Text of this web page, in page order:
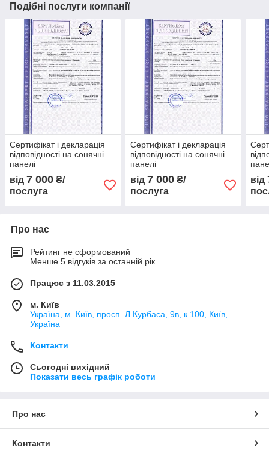
Подібні послуги компанії
Сертифікат і декларація
відповідності на сонячні
панелі
від 7 000 ₴/
послуга
Сертифікат і декларація
відповідності на сонячні
панелі
від 7 000₴/
послуга
від
Про нас
Рейтинг не сформований
Менше 5 відгуків за останній рік
Працює з 11.03.2015
м. Київ
Україна, м. Київ, просп. Л.Курбаса, 9в, к.100, Київ,
Україна
Контакти
Сьогодні вихідний
Показати весь графік роботи
Про нас
Контакти